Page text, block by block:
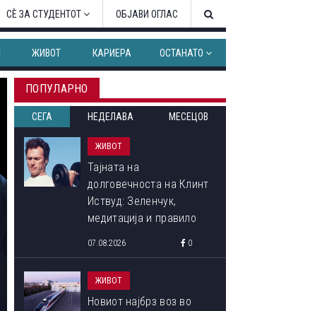
СЀ ЗА СТУДЕНТОТ ОБЈАВИ ОГЛАС
ЖИВОТ КАРИЕРА ОСТАНАТО
ПОПУЛАРНО
СЕГА НЕДЕЛАВА МЕСЕЦОВ
ЖИВОТ
Тајната на
долговечноста на Клинт
Иствуд: Зеленчук,
медитација и правило
07.08.2026 0
ЖИВОТ
Новиот најбрз воз во